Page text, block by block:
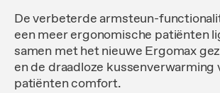
De verbeterde armsteun-
een meer ergonomische patiënten
samen met het nieuwe Ergomax
en de draadloze kussenverwarming
patiënten comfort.